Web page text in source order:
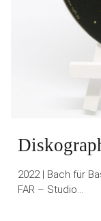
2022 | Bach für
FAR – Studio…